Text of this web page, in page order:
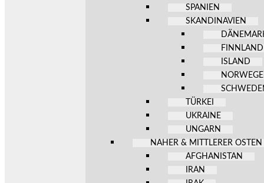
SPANIEN
SKANDINAVIEN
FINNLAND
ISLAND
TÜRKEI
UKRAINE
UNGARN
NAHER & MITTLERER OSTEN
AFGHANISTAN
IRAN